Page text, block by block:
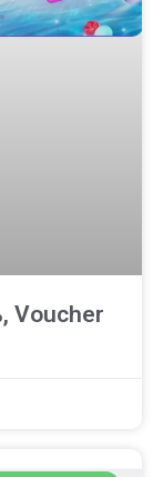
Voucher